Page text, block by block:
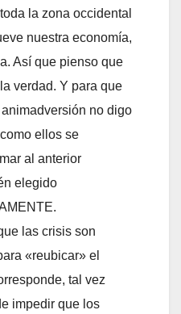
la zona occidental
nuestra economía,
Así que pienso que
verdad. Y para que
no digo
ellos se
al anterior
elegido
las crisis son
«reubicar» el
tal vez
impedir que los